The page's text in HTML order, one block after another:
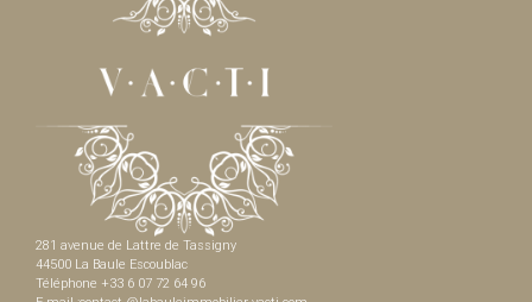
281 avenue de Lattre de Tassigny
44500 La Baule Escoublac
Téléphone +33 6 07 72 64 96